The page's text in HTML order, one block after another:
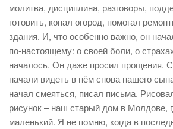
молитва, дисциплина, разговоры,
готовить, копал огород, помогал
здания. И, что особенно важно, он
по-настоящему: о своей боли, о
началось. Он даже просил прощения.
начали видеть в нём снова нашего
начал смеяться, писал письма.
рисунок – наш старый дом в Молдове,
маленький. Я не помню, когда в